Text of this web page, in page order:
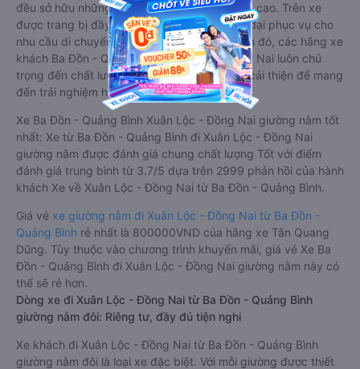
đều sở hữu những xe giường nằm chất lượng cao. Trên xe
được trang bị đầy đủ các trang thiết bị hiện đại phục vụ cho
nhu cầu di chuyển của hành khách. Bên cạnh đó, các hãng xe
khách Ba Đồn - Quảng Bình Xuân Lộc - Đồng Nai luôn chú
trọng đến chất lượng dịch vụ, không ngừng cải thiện để mang
đến trải nghiệm hoàn hảo cho hành khách.
Xe Ba Đồn - Quảng Bình Xuân Lộc - Đồng Nai giường nằm tốt
nhất: Xe từ Ba Đồn - Quảng Bình đi Xuân Lộc - Đồng Nai
giường nằm được đánh giá chung chất lượng Tốt với điểm
đánh giá trung bình từ 3.7/5 dựa trên 2999 phản hồi của hành
khách Xe về Xuân Lộc - Đồng Nai từ Ba Đồn - Quảng Bình.
Giá vé xe giường nằm đi Xuân Lộc - Đồng Nai từ Ba Đồn -
Quảng Bình rẻ nhất là 800000VND của hãng xe Tân Quang
Dũng. Tùy thuộc vào chương trình khuyến mãi, giá vé Xe Ba
Đồn - Quảng Bình đi Xuân Lộc - Đồng Nai giường nằm này có
thể sẽ rẻ hơn.
Dòng xe đi Xuân Lộc - Đồng Nai từ Ba Đồn - Quảng Bình
giường nằm đôi: Riêng tư, đầy đủ tiện nghi
Xe khách đi Xuân Lộc - Đồng Nai từ Ba Đồn - Quảng Bình
giường nằm đôi là loại xe đặc biệt. Với mỗi giường được thiết